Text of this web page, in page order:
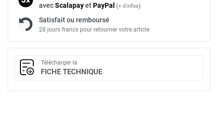
avecScalapayetPayPal (+ d'infos)
Satisfait ou remboursé
28 jours francs pour retourner votre article
Télécharger la
FICHE TECHNIQUE